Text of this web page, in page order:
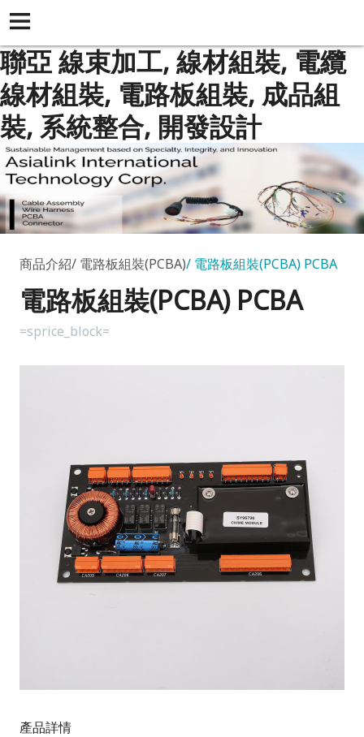
聯亞 線束加工, 線材組裝, 電纜
線材組裝, 電路板組裝, 成品組
裝, 系統整合, 開發設計
商品介紹 電路板組裝(PCBA) 電路板組裝(PCBA) PCBA
電路板組裝(PCBA) PCBA
=sprice_block=
產品詳情